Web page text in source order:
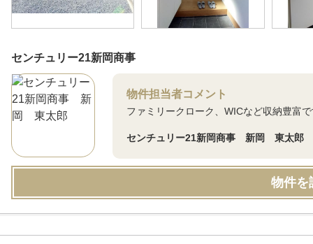
センチュリー21新岡商事
物件担当者コメント
ファミリークローク、WICなど収納豊富
センチュリー21新岡商事 新岡 東太郎
物件を